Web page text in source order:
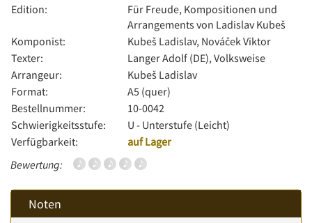
Edition:
Für Freude, Kompositionen und
Arrangements von Ladislav Kubeš
Komponist:
Kubeš Ladislav, Nováček Viktor
Texter:
Langer Adolf (DE), Volksweise
Arrangeur:
Kubeš Ladislav
Format:
A5 (quer)
Bestellnummer:
10-0042
Schwierigkeitsstufe:
U - Unterstufe (Leicht)
Verfügbarkeit:
auf Lager
Bewertung:
Noten